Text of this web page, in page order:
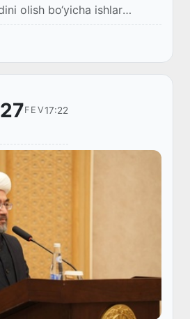
olish bo‘yicha ishlar
ustuvor vazifalarga
yig‘ilish boshland...
27FEV17:22